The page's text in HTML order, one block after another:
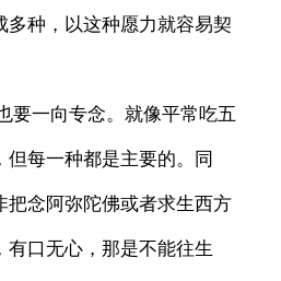
多种，以这种愿力就容易契
要一向专念。就像平常吃五
每一种都是主要的。同
把念阿弥陀佛或者求生西方
有口无心，那是不能往生